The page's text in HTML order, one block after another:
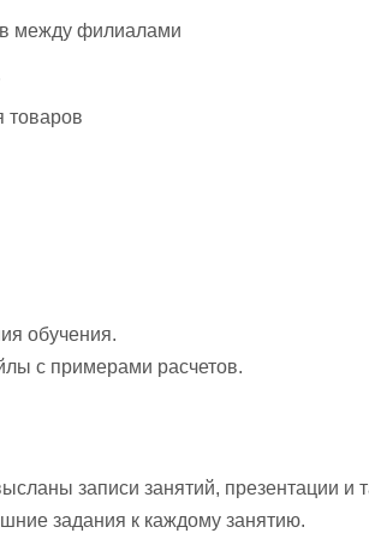
между филиалами
товаров
обучения.
с примерами расчетов.
записи занятий, презентации и
задания к каждому занятию.